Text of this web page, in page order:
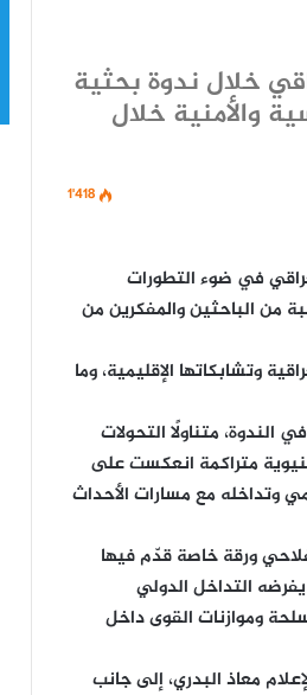
خلال ندوة بحثية
والأمنية خلال
1٬418
في ضوء التطورات
من الباحثين والمفكرين من
وتشابكاتها الإقليمية، وما
متناولًا التحولات
متراكمة انعكست على
الإقليمي وتداخله مع مسارات الأحداث
ورقة خاصة قدّم فيها
التداخل الدولي
وموازنات القوى داخل
معاذ البدري، إلى جانب